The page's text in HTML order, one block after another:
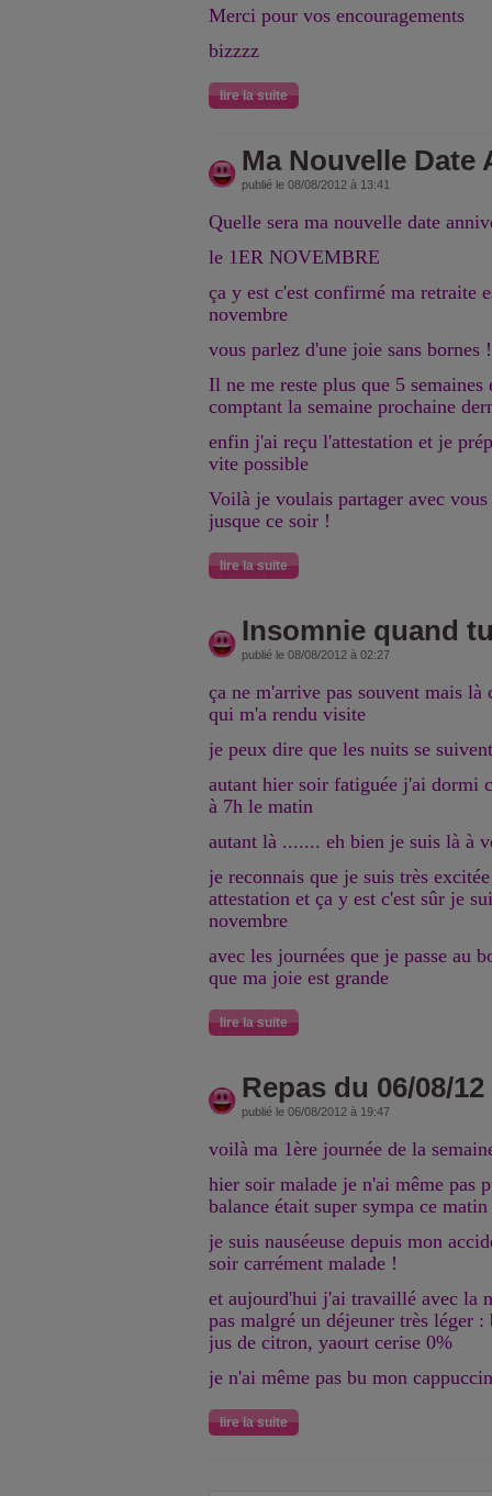
Merci pour vos encouragements
bizzzz
lire la suite
Ma Nouvelle Date
publié le 08/08/2012 à 13:41
Quelle sera ma nouvelle date
le 1ER NOVEMBRE
ça y est c'est confirmé ma retraite
novembre
vous parlez d'une joie sans bornes !
Il ne me reste plus que 5
comptant la semaine prochaine
enfin j'ai reçu l'attestation et je
vite possible
Voilà je voulais partager avec
jusque ce soir !
lire la suite
Insomnie quand
publié le 08/08/2012 à 02:27
ça ne m'arrive pas souvent mais
qui m'a rendu visite
je peux dire que les nuits se
autant hier soir fatiguée j'ai dormi
à 7h le matin
autant là ....... eh bien je suis là à
je reconnais que je suis très
attestation et ça y est c'est sûr je
novembre
avec les journées que je passe au
que ma joie est grande
lire la suite
Repas du 06/08/12
publié le 06/08/2012 à 19:47
voilà ma 1ère journée de la
hier soir malade je n'ai même pas
balance était super sympa ce
je suis nauséeuse depuis mon
soir carrément malade !
et aujourd'hui j'ai travaillé avec la
pas malgré un déjeuner très léger
jus de citron, yaourt cerise 0%
je n'ai même pas bu mon
lire la suite